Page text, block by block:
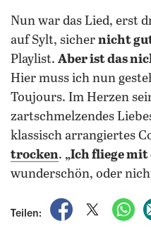
Nun war das Lied, erst
auf Sylt, sicher nicht
Playlist. Aber ist das
Hier muss ich nun
Toujours. Im Herzen
zartschmelzendes
klassisch arrangiertes
trocken. „Ich fliege
wunderschön, oder
Teilen:
auf Facebook
auf X